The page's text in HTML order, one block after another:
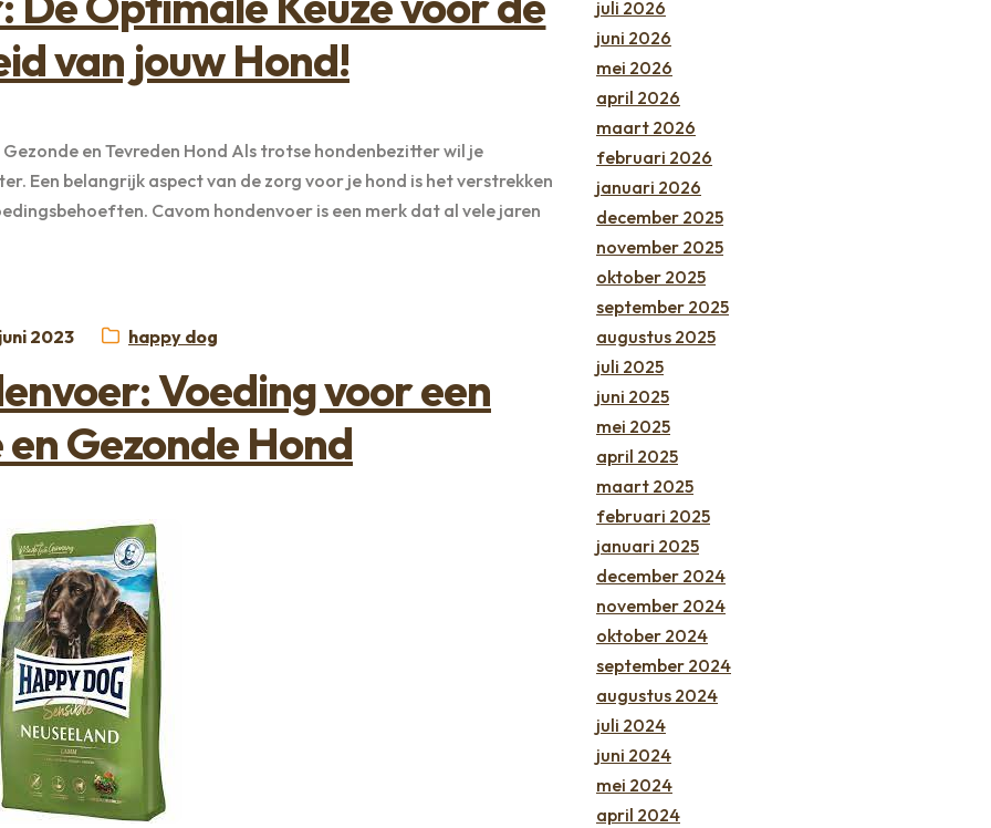
van jouw Hond!
en Tevreden Hond Als trotse hondenbezitter wil je
Een belangrijk aspect van de zorg voor je hond is het verstrekken
Cavom hondenvoer is een merk dat al vele jaren
2023 Categorie:
happy dog
Voeding voor een
Gezonde Hond
juli 2026
juni 2026
mei 2026
april 2026
maart 2026
februari 2026
januari 2026
december 2025
november 2025
oktober 2025
september 2025
augustus 2025
juli 2025
juni 2025
mei 2025
april 2025
maart 2025
februari 2025
januari 2025
december 2024
november 2024
oktober 2024
september 2024
augustus 2024
juli 2024
juni 2024
mei 2024
april 2024